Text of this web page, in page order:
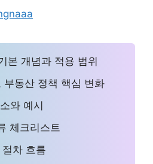
본 개념과 적용 범위
동산 정책 핵심 변화
와 예시
체크리스트
차 흐름